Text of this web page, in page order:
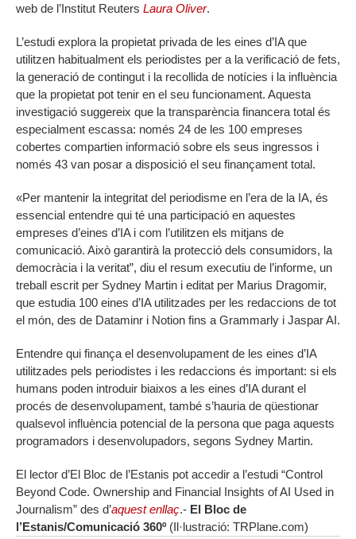
web de l’Institut Reuters Laura Oliver.
L’estudi explora la propietat privada de les eines d’IA que
utilitzen habitualment els periodistes per a la verificació de fets,
la generació de contingut i la recollida de notícies i la influència
que la propietat pot tenir en el seu funcionament. Aquesta
investigació suggereix que la transparència financera total és
especialment escassa: només 24 de les 100 empreses
cobertes compartien informació sobre els seus ingressos i
només 43 van posar a disposició el seu finançament total.
«Per mantenir la integritat del periodisme en l’era de la IA, és
essencial entendre qui té una participació en aquestes
empreses d’eines d’IA i com l’utilitzen els mitjans de
comunicació. Això garantirà la protecció dels consumidors, la
democràcia i la veritat”, diu el resum executiu de l’informe, un
treball escrit per Sydney Martin i editat per Marius Dragomir,
que estudia 100 eines d’IA utilitzades per les redaccions de tot
el món, des de Dataminr i Notion fins a Grammarly i Jaspar AI.
Entendre qui finança el desenvolupament de les eines d’IA
utilitzades pels periodistes i les redaccions és important: si els
humans poden introduir biaixos a les eines d’IA durant el
procés de desenvolupament, també s’hauria de qüestionar
qualsevol influència potencial de la persona que paga aquests
programadors i desenvolupadors, segons Sydney Martin.
El lector d’El Bloc de l’Estanis pot accedir a l’estudi “Control
Beyond Code. Ownership and Financial Insights of AI Used in
Journalism” des d’aquest enllaç.- El Bloc de
l’Estanis/Comunicació 360º (Il·lustració: TRPlane.com)